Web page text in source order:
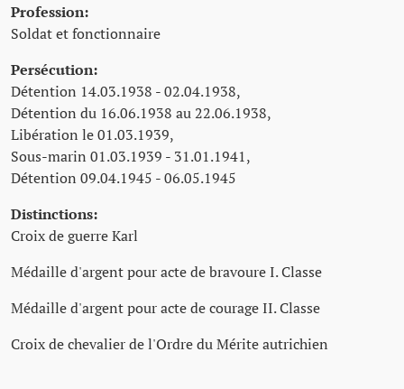
Profession:
Soldat et fonctionnaire
Persécution:
Détention 14.03.1938 - 02.04.1938,
Détention du 16.06.1938 au 22.06.1938,
Libération le 01.03.1939,
Sous-marin 01.03.1939 - 31.01.1941,
Détention 09.04.1945 - 06.05.1945
Distinctions:
Croix de guerre Karl
Médaille d'argent pour acte de bravoure I. Classe
Médaille d'argent pour acte de courage II. Classe
Croix de chevalier de l'Ordre du Mérite autrichien